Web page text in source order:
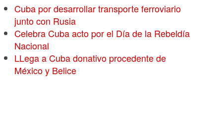
Cuba por desarrollar transporte ferroviario
junto con Rusia
Celebra Cuba acto por el Día de la Rebeldía
Nacional
LLega a Cuba donativo procedente de
México y Belice